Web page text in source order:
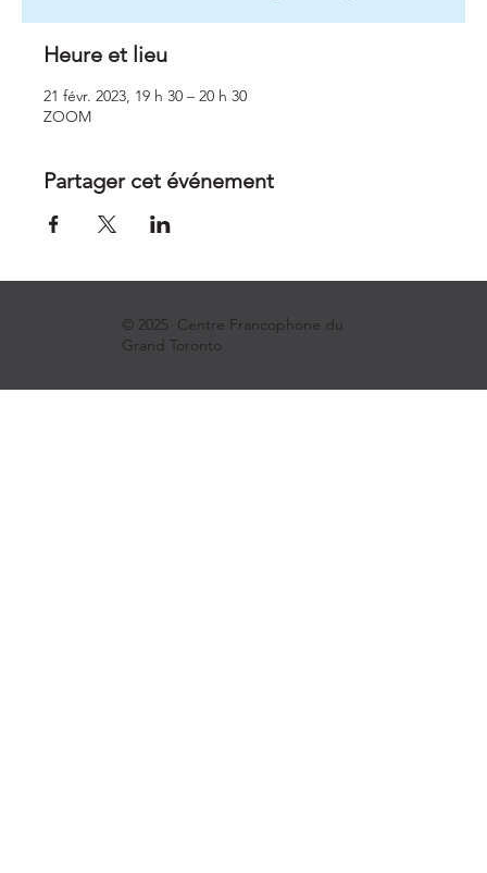
Heure et lieu
21 févr. 2023, 19 h 30 – 20 h 30
ZOOM
Partager cet événement
© 2025 Centre Francophone du
Grand Toronto